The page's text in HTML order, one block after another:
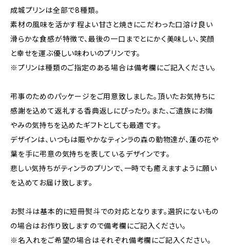
成城プリンは全部で8種類。
素材の風味を活かす程よい甘さと焼きにこだわった口溶け良い
滑らかな食感が特徴で、最後の一口までとにかく美味しい、笑顔
と幸せを運ぶ優しい味わいのプリンです。
※プリンは種類のご指定のある場合は備考欄にご記入ください。
弔事のためのパッケージをご用意致しました。頂いたお気持ちに
感謝を込めて返礼する香典返しにぴったり。また、ご遺族にお悔
やみの気持ちを込めたギフトとしても最適です。
デザインは、いつもは賑やかなティンラの森の動物達が、蓮の花や
葉を手に弔意の気持ちを表しているデザインです。
悲しい気持ちがティンラのプリンで、一時でも癒えますように願い
を込めてお届け致します。
お熨斗は基本的に短冊熨斗での対応となります。選択にないもの
の場合はお作り致しますので備考欄にご記入ください。
※名入れをご希望の場合はそれぞれ備考欄にご記入ください。